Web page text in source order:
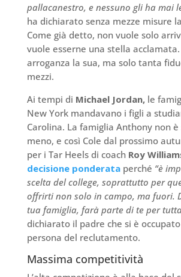
pallacanestro, e nessuno gli ha mai
ha dichiarato senza mezze misure
Come già detto, non vuole solo
vuole esserne una stella
arroganza la sua, ma solo tanta
mezzi.
Ai tempi di Michael Jordan,le
New York mandavano i figli a
Carolina. La famiglia Anthony non
meno, e così Cole dal prossimo
per i Tar Heels di coach Roy
decisione ponderataperché “è
scelta del college, soprattutto per
offrirti non solo in campo, ma fuori.
tua famiglia, farà parte di te per
dichiarato il padre che si è
persona del reclutamento.
Massima competitività